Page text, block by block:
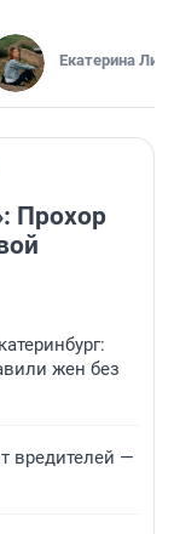
Екатерина
Прохор
жен без
вредителей —